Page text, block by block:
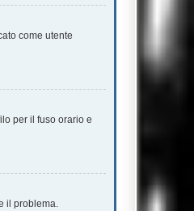
come utente
per il fuso orario e
il problema.